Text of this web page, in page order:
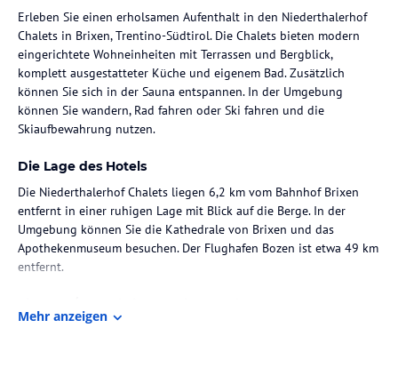
Erleben Sie einen erholsamen Aufenthalt in den Niederthalerhof
Chalets in Brixen, Trentino-Südtirol. Die Chalets bieten modern
eingerichtete Wohneinheiten mit Terrassen und Bergblick,
komplett ausgestatteter Küche und eigenem Bad. Zusätzlich
können Sie sich in der Sauna entspannen. In der Umgebung
können Sie wandern, Rad fahren oder Ski fahren und die
Skiaufbewahrung nutzen.
Die Lage des Hotels
Die Niederthalerhof Chalets liegen 6,2 km vom Bahnhof Brixen
entfernt in einer ruhigen Lage mit Blick auf die Berge. In der
Umgebung können Sie die Kathedrale von Brixen und das
Apothekenmuseum besuchen. Der Flughafen Bozen ist etwa 49 km
entfernt.
Mehr anzeigen